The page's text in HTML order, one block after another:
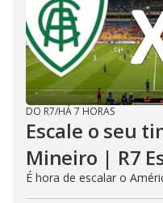
DO R7/HÁ 7 HORAS
Escale o seu
Mineiro | R7
É hora de escalar o